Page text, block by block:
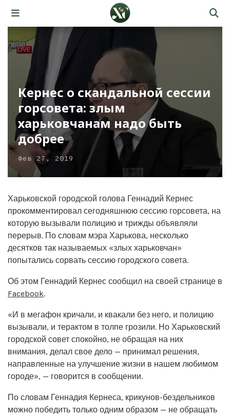
Кернес о скандальной сессии
горсовета: злым
харьковчанам надо быть
добрее
Фев 27, 2019
Харьковской городской голова Геннадий Кернес
прокомментировал сегодняшнюю сессию горсовета, на
которую вызывали полицию и трижды объявляли
перерыв. По словам мэра Харькова, несколько
десятков так называемых «злых харьковчан»
попытались сорвать сессию городского совета.
Об этом Геннадий Кернес сообщил на своей странице в
Facebook.
«И в мегафон кричали, и квакали без него, и полицию
вызывали, и терактом в толпе грозили. Но Харьковский
городской совет спокойно, не обращая на них
внимания, делал свое дело — принимал решения,
направленные на улучшение жизни в нашем любимом
городе», — говорится в сообщении.
По словам Геннадия Кернеса, крикунов-бездельников
можно победить только одним образом — не обращать